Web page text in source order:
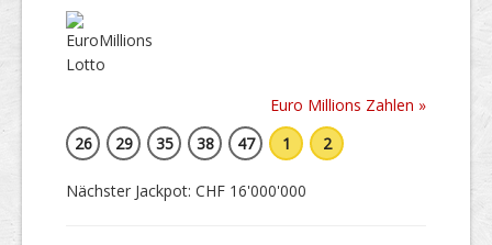
Euro Millions Zahlen »
26
29 35 38 47 1 2
Nächster Jackpot: CHF 16'000'000